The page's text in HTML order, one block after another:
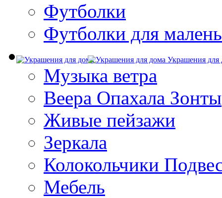
Футболки
Футболки для
Украшения для
Музыка ветра
Веера Опахала Зонты
Живые пейзажи
Зеркала
Колокольчики
Мебель